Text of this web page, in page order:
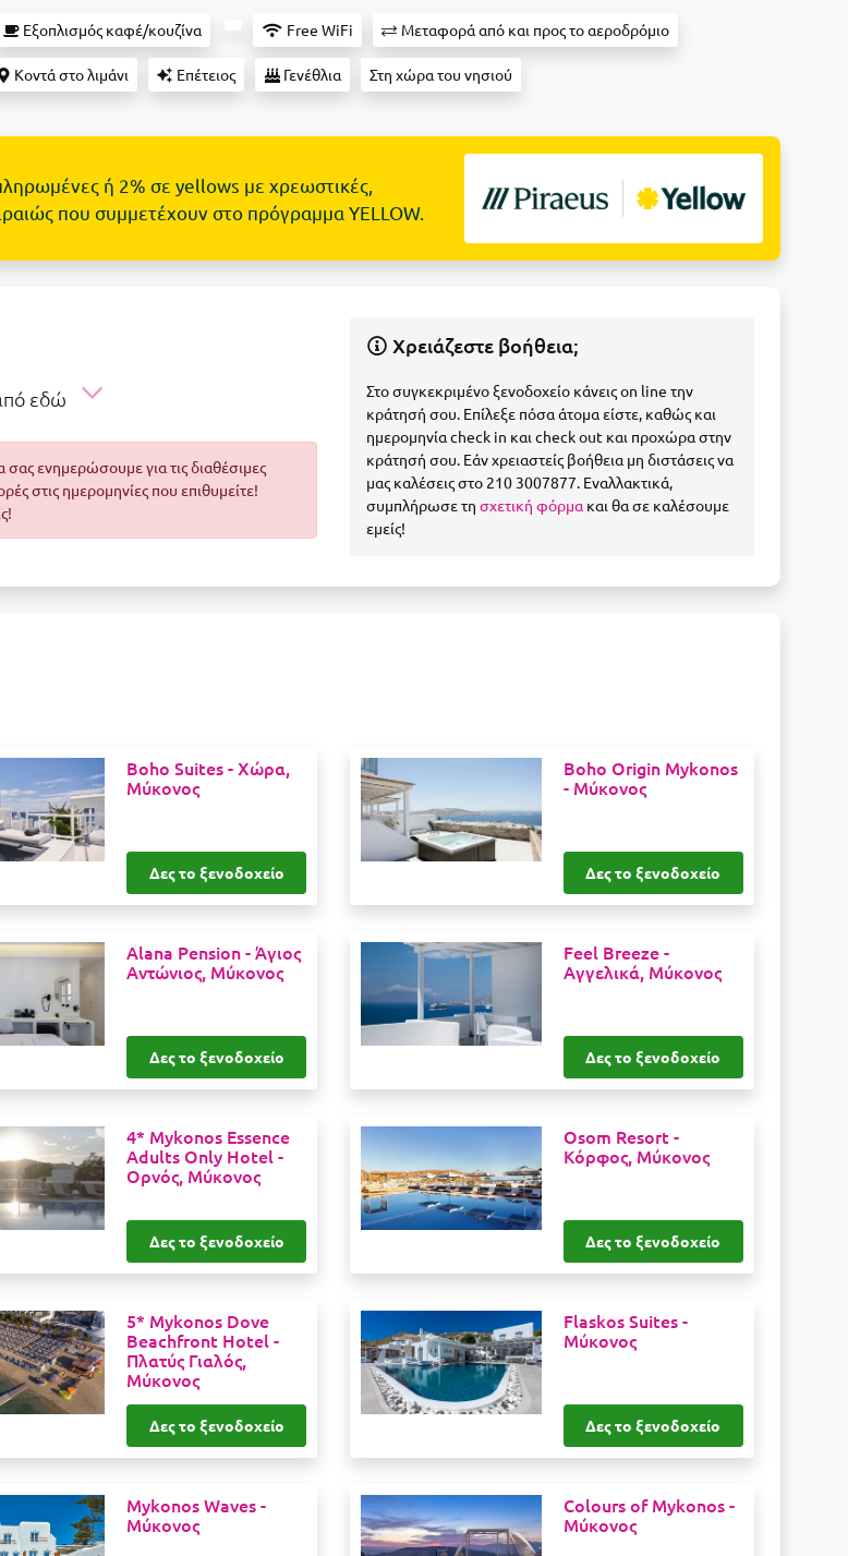
Εξοπλισμός καφέ/κουζίνα Free WiFi Μεταφορά από και προς το αεροδρόμιο
Κοντά στο λιμάνι Επέτειος Γενέθλια Στη χώρα του νησιού
ή 2% σε yellows με χρεωστικές,
που συμμετέχουν στο πρόγραμμα YELLOW.
εδώ
ενημερώσουμε για τις διαθέσιμες
στις ημερομηνίες που επιθυμείτε!
Χρειάζεστε βοήθεια;
Στο συγκεκριμένο ξενοδοχείο κάνεις on line την
κράτησή σου. Επίλεξε πόσα άτομα είστε, καθώς και
ημερομηνία check in και check out και προχώρα στην
κράτησή σου. Εάν χρειαστείς βοήθεια μη διστάσεις να
μας καλέσεις στο 210 3007877. Εναλλακτικά,
συμπλήρωσε τησχετική φόρμα και θα σε καλέσουμε
εμείς!
Boho Suites -Χώρα,
Μύκονος
Δες το ξενοδοχείο
Boho Origin Mykonos
- Μύκονος
Δες το ξενοδοχείο
Alana Pension -Άγιος
Αντώνιος, Μύκονος
Δες το ξενοδοχείο
Feel Breeze -
Αγγελικά, Μύκονος
Δες το ξενοδοχείο
4* Mykonos Essence
Adults Only Hotel -
Ορνός, Μύκονος
Δες το ξενοδοχείο
Osom Resort -
Κόρφος, Μύκονος
Δες το ξενοδοχείο
5* Mykonos Dove
Beachfront Hotel -
Πλατύς Γιαλός,
Μύκονος
Δες το ξενοδοχείο
Flaskos Suites -
Μύκονος
Δες το ξενοδοχείο
Mykonos Waves -
Μύκονος
Colours of Mykonos -
Μύκονος